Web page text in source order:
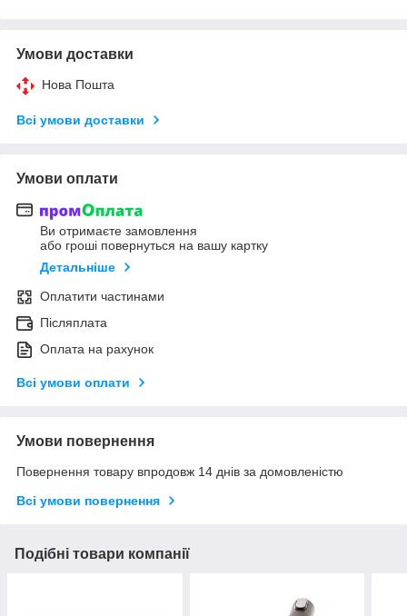
Умови доставки
Нова Пошта
Всі умови доставки
Умови оплати
Ви отримаєте замовлення
або гроші повернуться на вашу картку
Детальніше
Оплатити частинами
Післяплата
Оплата на рахунок
Всі умови оплати
Умови повернення
Повернення товару впродовж 14 днів за домовленістю
Всі умови повернення
Подібні товари компанії